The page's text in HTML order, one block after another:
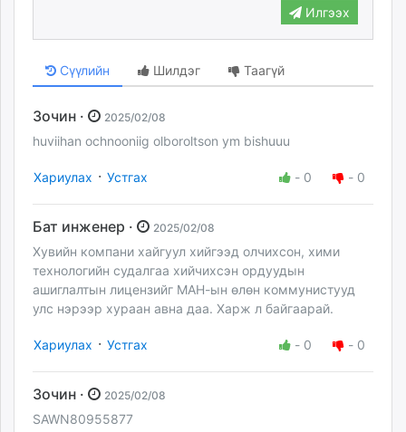
Илгээх
Сүүлийн Шилдэг Таагүй
Зочин · 2025/02/08
huviihan ochnooniig olboroltson ym bishuuu
Хариулах · Устгах - 0 - 0
Бат инженер · 2025/02/08
Хувийн компани хайгуул хийгээд олчихсон, хими
технологийн судалгаа хийчихсэн ордуудын
ашиглалтын лицензийг МАН-ын өлөн коммунистууд
улс нэрээр хураан авна даа. Харж л байгаарай.
Хариулах · Устгах - 0 - 0
Зочин · 2025/02/08
SAWN80955877